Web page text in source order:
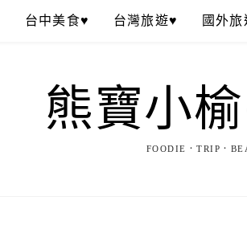
台中美食♥ 台灣旅遊♥ 國外旅
熊寶小
FOODIE．TRIP．